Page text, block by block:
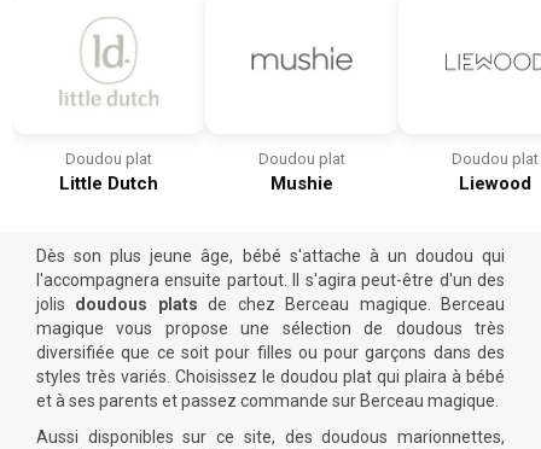
Doudou plat
Little Dutch
Doudou plat
Mushie
Doudou plat
Liewood
Dès son plus jeune âge, bébé s'attache à un doudou qui
l'accompagnera ensuite partout. Il s'agira peut-être d'un des
jolis doudous plats de chez Berceau magique. Berceau
magique vous propose une sélection de doudous très
diversifiée que ce soit pour filles ou pour garçons dans des
styles très variés. Choisissez le doudou plat qui plaira à bébé
et à ses parents et passez commande sur Berceau magique.
Aussi disponibles sur ce site, des doudous marionnettes,